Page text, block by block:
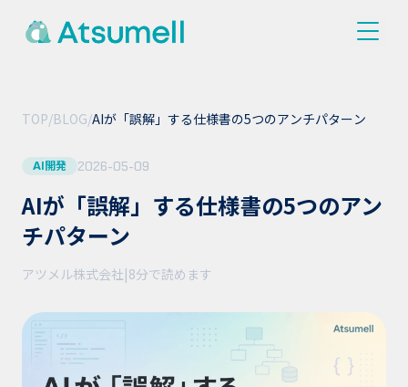
TOP/BLOG/AIが「誤解」する仕様書の5つのアンチパターン
AI開発 2026-05-09
AIが「誤解」する仕様書の5つのアン
チパターン
アツメル株式会社|8分で読めます